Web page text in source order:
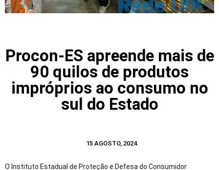
Procon-ES apreende mais de
90 quilos de produtos
impróprios ao consumo no
sul do Estado
15 AGOSTO, 2024
O Instituto Estadual de Proteção e Defesa do Consumidor